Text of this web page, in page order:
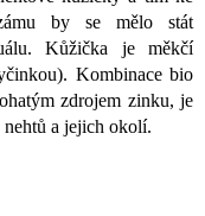
by se mělo stát
Kůžička je měkčí
Kombinace bio
zdrojem zinku, je
a jejich okolí.